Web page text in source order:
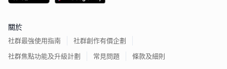
關於
社群最強使用指南
社群創作有價企劃
社群焦點功能及升級計劃
常見問題 條款及細則